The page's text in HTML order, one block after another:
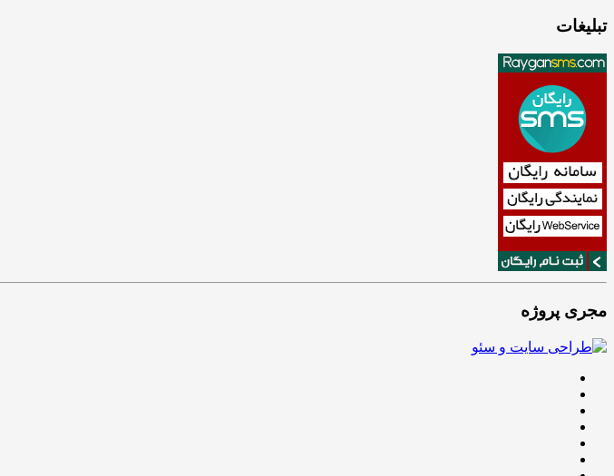
تبلیغات
مجری پروژه